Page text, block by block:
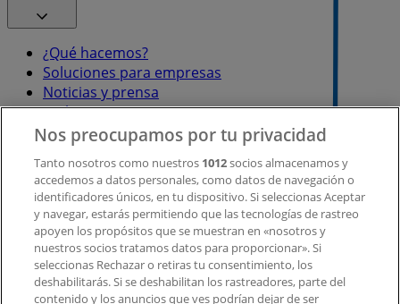
¿Qué hacemos?
Soluciones para empresas
Noticias y prensa
Trabaja con nosotros
Contacto
Contacto comercial y de marketing
Tienda mal colocada en el mapa
Notificar un folleto
¿Encontraste un problema en la web o en la
Nos preocupamos por tu privacidad
Tanto nosotros como nuestros 1012socios almacenamos y
accedemos a datos personales, como datos de navegación o
identificadores únicos, en tu dispositivo. Si seleccionas Aceptar
y navegar, estarás permitiendo que las tecnologías de rastreo
apoyen los propósitos que se muestran en «nosotros y
nuestros socios tratamos datos para proporcionar». Si
seleccionas Rechazar o retiras tu consentimiento, los
deshabilitarás. Si se deshabilitan los rastreadores, parte del
contenido y los anuncios que ves podrían dejar de ser